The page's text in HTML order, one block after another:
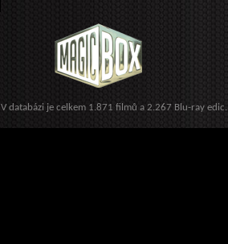
V databázi je celkem 1.871 filmů a 2.267 Blu-ray edic.